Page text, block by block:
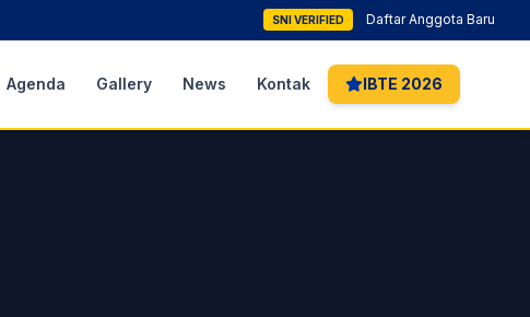
SNI VERIFIED Daftar Anggota Baru
Agenda Gallery News Kontak IBTE 2026